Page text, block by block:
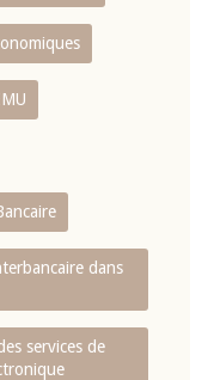
dans
services de